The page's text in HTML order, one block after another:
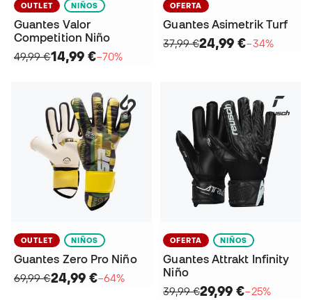
OUTLET NIÑOS
Guantes Valor
Competition Niño
49,99 €14,99 €−70%
OFERTA
Guantes Asimetrik Turf
37,99 €24,99 €−34%
OUTLET NIÑOS
Guantes Zero Pro Niño
69,99 €24,99 €−64%
OFERTA NIÑOS
Guantes Attrakt Infinity
Niño
39,99 €29,99 €−25%